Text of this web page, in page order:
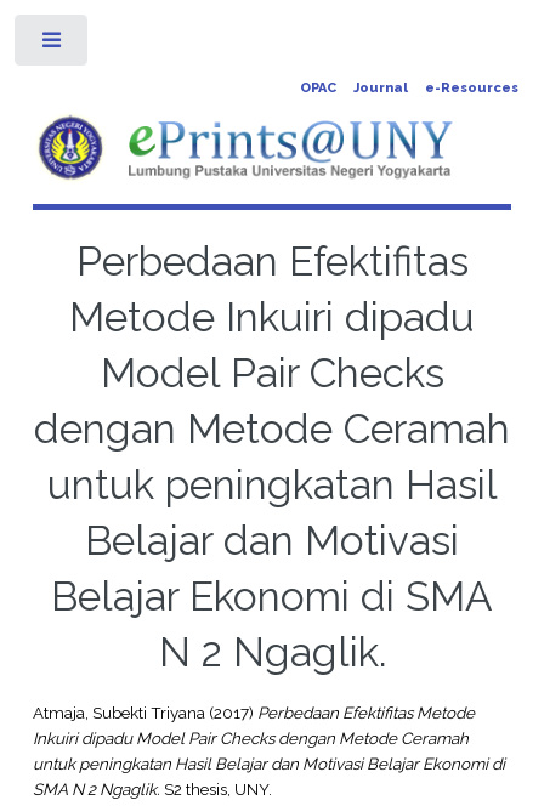
OPAC Journal e-Resources
Perbedaan Efektifitas
Metode Inkuiri dipadu
Model Pair Checks
dengan Metode Ceramah
untuk peningkatan Hasil
Belajar dan Motivasi
Belajar Ekonomi di SMA
N 2 Ngaglik.
Atmaja, Subekti Triyana(2017) Perbedaan Efektifitas Metode
Inkuiri dipadu Model Pair Checks dengan Metode Ceramah
untuk peningkatan Hasil Belajar dan Motivasi Belajar Ekonomi di
SMA N 2 Ngaglik. S2 thesis, UNY.